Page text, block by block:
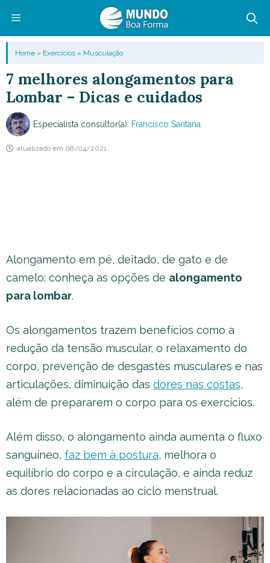
conteúdo
Menu
Home » Exercícios » Musculação
7 melhores alongamentos para
Lombar – Dicas e cuidados
Especialista consultor(a): Francisco Santana
atualizado em 08/04/2021
Alongamento em pé, deitado, de gato e de
camelo: conheça as opções de alongamento
para lombar.
Os alongamentos trazem benefícios como a
redução da tensão muscular, o relaxamento do
corpo, prevenção de desgastes musculares e nas
articulações, diminuição das dores nas costas,
além de prepararem o corpo para os exercícios.
Além disso, o alongamento ainda aumenta o fluxo
sanguíneo, faz bem à postura, melhora o
equilíbrio do corpo e a circulação, e ainda reduz
as dores relacionadas ao ciclo menstrual.